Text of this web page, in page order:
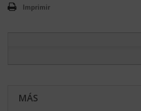
Imprimir
MÁS